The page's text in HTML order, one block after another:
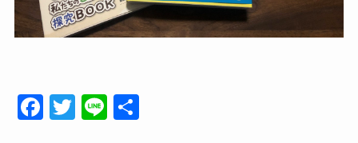
F
T
Li